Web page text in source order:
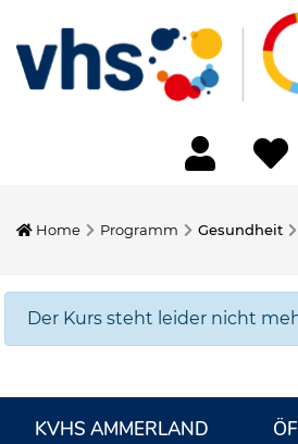
Home Programm Gesundheit
Der Kurs steht leider nicht
KVHS AMMERLAND